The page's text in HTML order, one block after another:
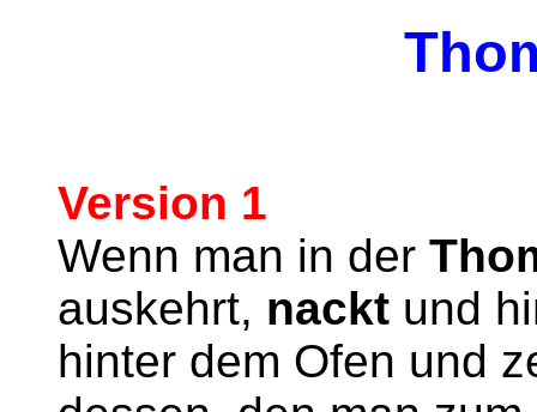
Version 1
Wenn man in der
auskehrt, nackt und
hinter dem Ofen und